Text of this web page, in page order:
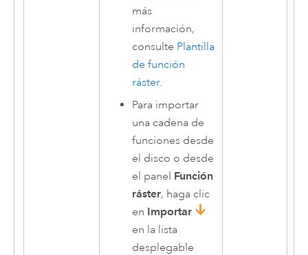
más
información,
consulte Plantilla
de función
ráster.
Para importar
una cadena de
funciones desde
el disco o desde
el panel Función
ráster, haga clic
en Importar
en la lista
desplegable